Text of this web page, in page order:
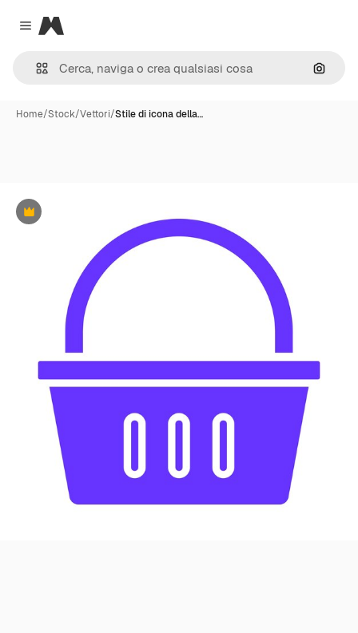
Close menu
Magnific
Cerca
Home/Stock/Vettori/Stile di icona della…
Premium